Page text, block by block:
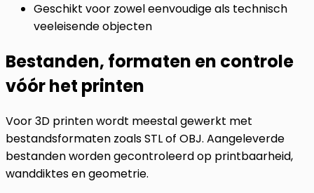
Geschikt voor zowel eenvoudige als technisch
veeleisende objecten
Bestanden, formaten en controle
vóór het printen
Voor 3D printen wordt meestal gewerkt met
bestandsformaten zoals STL of OBJ. Aangeleverde
bestanden worden gecontroleerd op printbaarheid,
wanddiktes en geometrie.